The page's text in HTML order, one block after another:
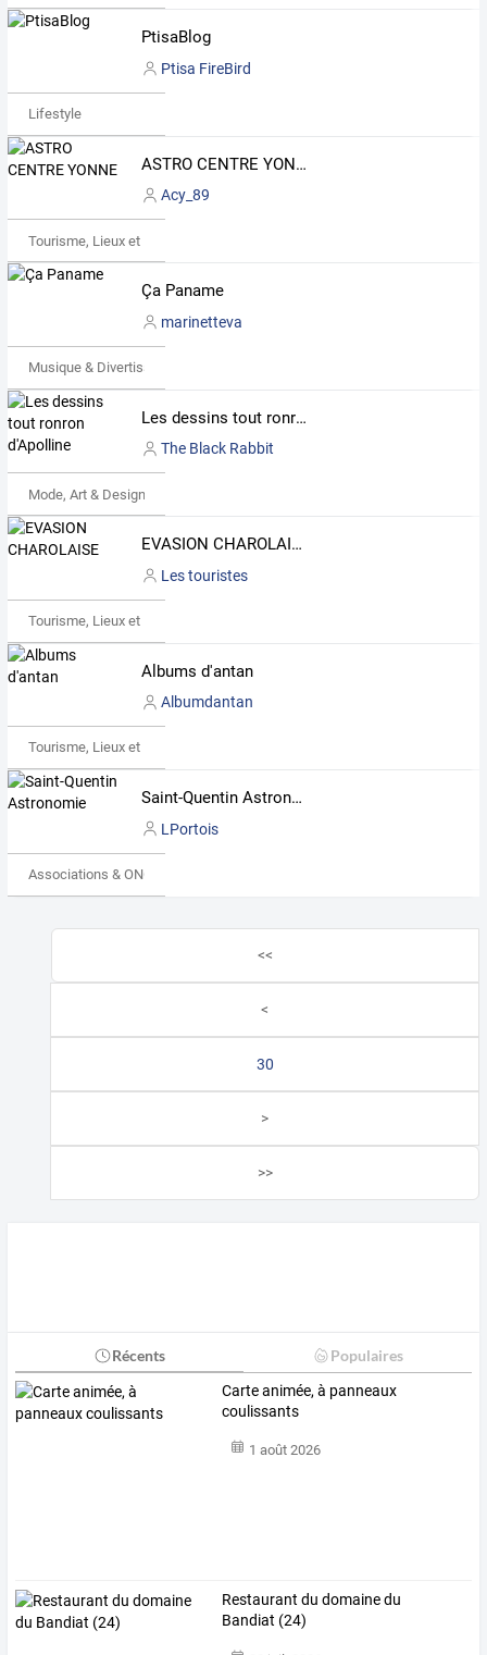
PtisaBlog
Ptisa FireBird
Lifestyle
ASTRO CENTRE YONNE
Acy_89
Tourisme, Lieux et Événements
Ça Paname
marinetteva
Musique & Divertissements
Les dessins tout ronron d'Apolline
The Black Rabbit
Mode, Art & Design
EVASION CHAROLAISE
Les touristes
Tourisme, Lieux et Événements
Albums d'antan
Albumdantan
Tourisme, Lieux et Événements
Saint-Quentin Astronomie
LPortois
Associations & ONG
<<
<
30
>
>>
Récents Populaires
Carte animée, à panneaux
coulissants
1 août 2026
Restaurant du domaine du
Bandiat (24)